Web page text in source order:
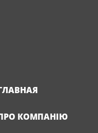
КОМПАНІЮ